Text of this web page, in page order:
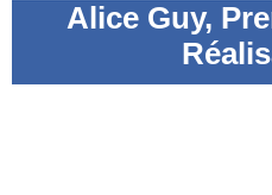
MENU
Alice Guy,